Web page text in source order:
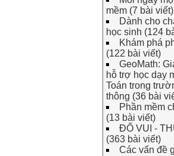
mềm (7 bài viết)
Dành cho
học sinh (124
Khám phá
(122 bài viết)
GeoMath:
hỗ trợ học dạy
Toán trong
thông (36 bài
Phần mềm
(13 bài viết)
ĐỐ VUI -
(363 bài viết)
Các vấn đề